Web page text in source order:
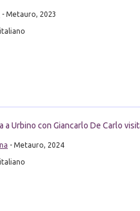
- Metauro, 2023
a Urbino con Giancarlo De Carlo
- Metauro, 2024